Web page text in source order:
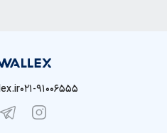
021-91006555